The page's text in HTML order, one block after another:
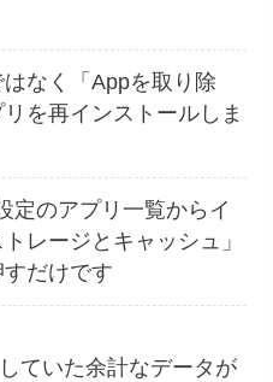
はなく「Appを取り除
を再インストールしま
定のアプリ一覧からイ
レージとキャッシュ」
だけです
ていた余計なデータが